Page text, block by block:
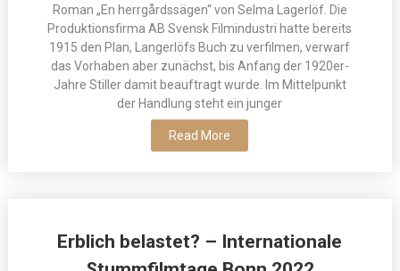
Roman „En herrgårdssägen“ von Selma Lagerlöf. Die
Produktionsfirma AB Svensk Filmindustri hatte bereits
1915 den Plan, Langerlöfs Buch zu verfilmen, verwarf
das Vorhaben aber zunächst, bis Anfang der 1920er-
Jahre Stiller damit beauftragt wurde. Im Mittelpunkt
der Handlung steht ein junger
Read More
Erblich belastet? – Internationale